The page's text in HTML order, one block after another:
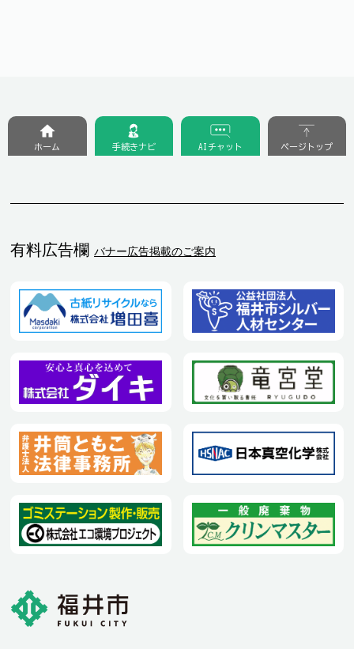
有料広告欄 バナー広告掲載のご案内
ホーム 手続きナビ AIチャット ページトップ